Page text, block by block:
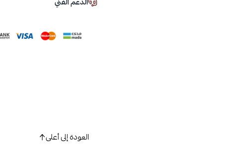
العودة إلى أعلى